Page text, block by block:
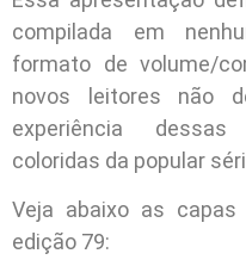
compilada em
formato de volume/
novos leitores não
experiência
coloridas da popular
Veja abaixo as
edição 79: